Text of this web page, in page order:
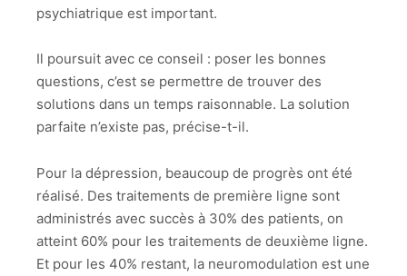
psychiatrique est important.
Il poursuit avec ce conseil : poser les bonnes
questions, c’est se permettre de trouver des
solutions dans un temps raisonnable. La solution
parfaite n’existe pas, précise-t-il.
Pour la dépression, beaucoup de progrès ont été
réalisé. Des traitements de première ligne sont
administrés avec succès à 30% des patients, on
atteint 60% pour les traitements de deuxième ligne.
Et pour les 40% restant, la neuromodulation est une